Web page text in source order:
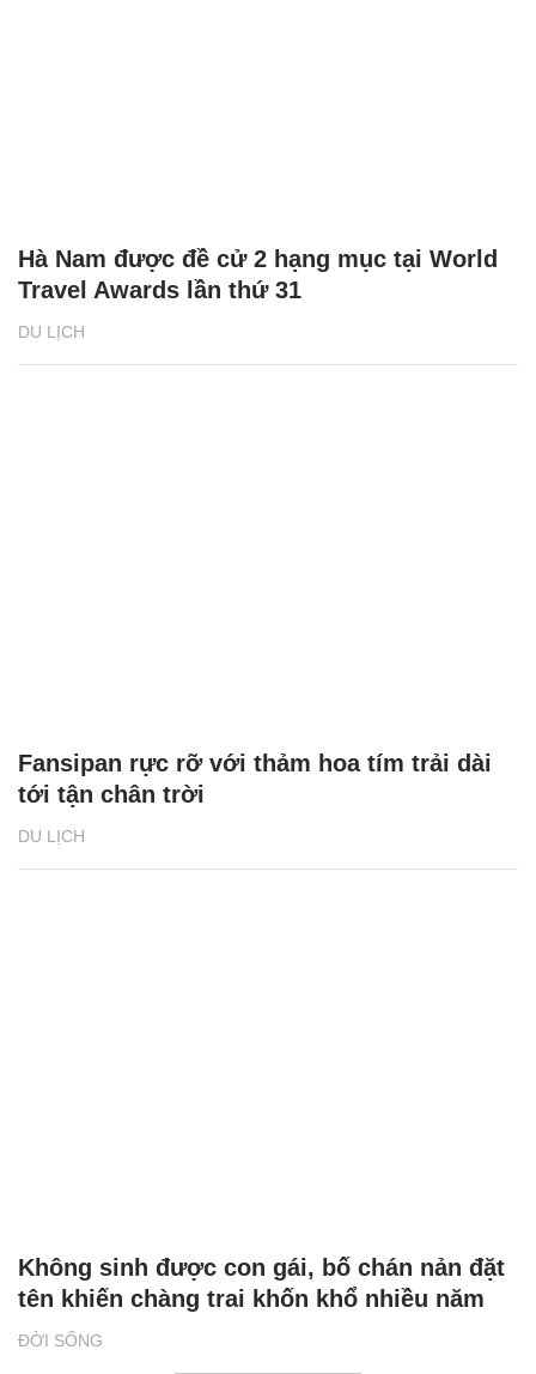
DU LỊCH
Hà Nam được đề cử 2 hạng mục tại World
Travel Awards lần thứ 31
DU LỊCH
Fansipan rực rỡ với thảm hoa tím trải dài
tới tận chân trời
ĐỜI SỐNG
Không sinh được con gái, bố chán nản đặt
tên khiến chàng trai khốn khổ nhiều năm